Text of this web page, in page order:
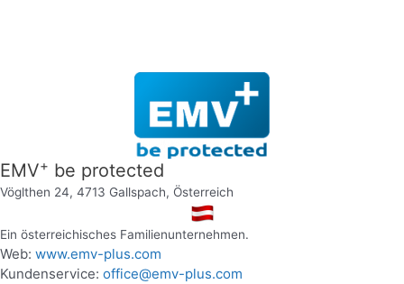
EMV+ be protected
Vöglthen 24, 4713 Gallspach, Österreich
Ein österreichisches Familienunternehmen.
Web: www.emv-plus.com
Kundenservice: office@emv-plus.com